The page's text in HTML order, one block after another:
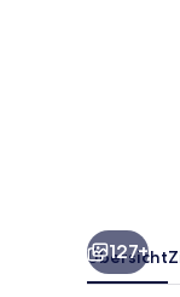
127+
Übersicht